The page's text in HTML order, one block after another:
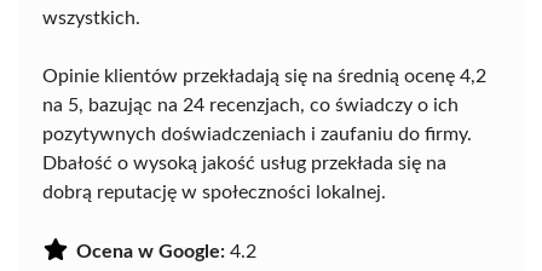
wszystkich.
Opinie klientów przekładają się na średnią ocenę 4,2
na 5, bazując na 24 recenzjach, co świadczy o ich
pozytywnych doświadczeniach i zaufaniu do firmy.
Dbałość o wysoką jakość usług przekłada się na
dobrą reputację w społeczności lokalnej.
Ocena w Google: 4.2